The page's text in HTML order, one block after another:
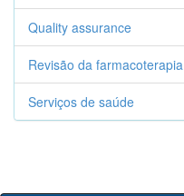
Quality assurance
Revisão da farmacoterapia
Serviços de saúde